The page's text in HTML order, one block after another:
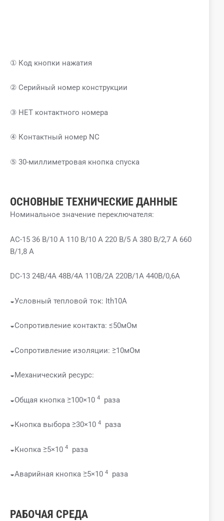
① Код кнопки нажатия
② Серийный номер конструкции
③ НЕТ контактного номера
④ Контактный номер NC
⑤ 30-миллиметровая кнопка спуска
ОСНОВНЫЕ ТЕХНИЧЕСКИЕ ДАННЫЕ
Номинальное значение переключателя:
AC-15 36 В/10 А 110 В/10 А 220 В/5 А 380 В/2,7 А 660
В/1,8 А
DC-13 24В/4А 48В/4А 110В/2А 220В/1А 440В/0,6А
◒Условный тепловой ток: Ith10A
◒Сопротивление контакта: ≤50мОм
◒Сопротивление изоляции: ≥10мОм
◒Механический ресурс:
◒Общая кнопка ≥100×10 4 раза
◒Кнопка выбора ≥30×10 4 раза
◒Кнопка ≥5×10 4 раза
◒Аварийная кнопка ≥5×10 4 раза
РАБОЧАЯ СРЕДА